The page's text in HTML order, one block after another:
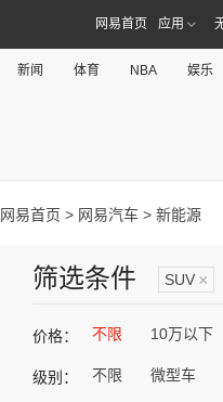
网易首页 应用
新闻 体育 NBA 娱乐
网易首页 > 网易汽车 > 新能源
筛选条件 SUV ×
价格： 不限 10万以下
级别： 不限 微型车